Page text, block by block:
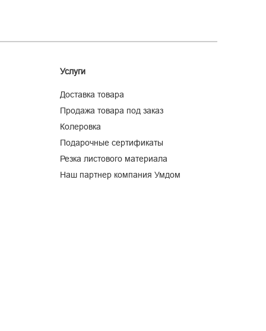
Услуги
Доставка товара
Продажа товара под заказ
Колеровка
Подарочные сертификаты
Резка листового материала
Наш партнер компания Умдом